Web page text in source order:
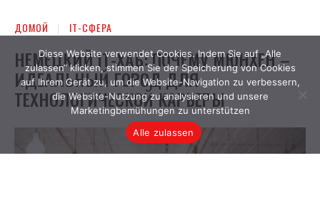
Diese Website verwendet Cookies. Indem Sie auf „Alle
zulassen“ klicken, stimmen Sie der Speicherung von Cookies
auf Ihrem Gerät zu, um die Website-Navigation zu verbessern,
die Website-Nutzung zu analysieren und unsere
Marketingbemühungen zu unterstützen
Alle zulassen